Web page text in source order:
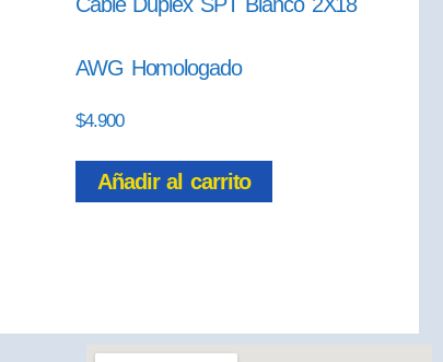
AWG Homologado
$4.900
Añadir al carrito